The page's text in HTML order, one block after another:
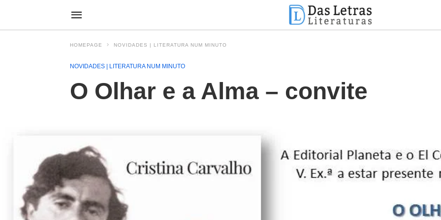
HOMEPAGE NOVIDADES | LITERATURA NUM MINUTO
NOVIDADES | LITERATURA NUM MINUTO
O Olhar e a Alma – convite